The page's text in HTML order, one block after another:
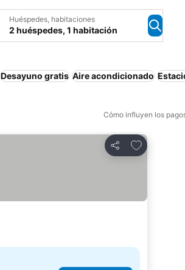
Huéspedes, habitaciones
2 huéspedes, 1 habitación
Desayuno gratis Aire acondicionado
Cómo influyen los
Compartir
Añadir a